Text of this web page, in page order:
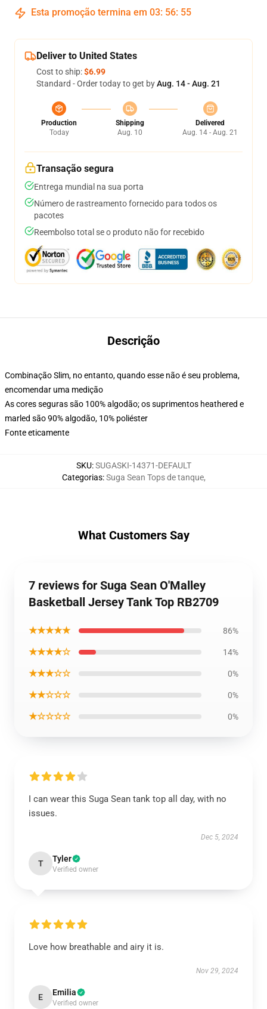
Esta promoção termina em 03: 56: 54
Deliver to United States
Cost to ship:$6.99
Standard - Order today to get byAug. 14 - Aug. 21
Production
Today
Shipping
Aug. 10
Delivered
Aug. 14 - Aug. 21
Transação segura
Entrega mundial na sua porta
Número de rastreamento fornecido para todos os
pacotes
Reembolso total se o produto não for recebido
Descrição
Combinação Slim, no entanto, quando esse não é seu problema,
encomendar uma medição
As cores seguras são 100% algodão; os suprimentos heathered e
marled são 90% algodão, 10% poliéster
Fonte eticamente
SKU:SUGASKI-14371-DEFAULT
Categorias:Suga Sean Tops de tanque,
What Customers Say
7 reviews for Suga Sean O'Malley
Basketball Jersey Tank Top RB2709
★★★★★ 86%
★★★★☆ 14%
★★★☆☆ 0%
★★☆☆☆ 0%
★☆☆☆☆ 0%
I can wear this Suga Sean tank top all day, with no
issues.
Dec 5, 2024
T Tyler
Verified owner
Love how breathable and airy it is.
Nov 29, 2024
E Emilia
Verified owner